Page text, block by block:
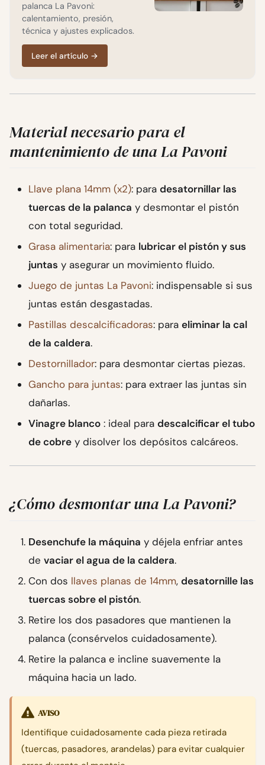
palanca La Pavoni:
calentamiento, presión,
técnica y ajustes explicados.
Leer el artículo →
Material necesario para el
mantenimiento de una La Pavoni
Llave plana 14mm (x2): para desatornillar las
tuercas de la palanca y desmontar el pistón
con total seguridad.
Grasa alimentaria: para lubricar el pistón y sus
juntas y asegurar un movimiento fluido.
Juego de juntas La Pavoni: indispensable si sus
juntas están desgastadas.
Pastillas descalcificadoras: para eliminar la cal
de la caldera.
Destornillador: para desmontar ciertas piezas.
Gancho para juntas: para extraer las juntas sin
dañarlas.
Vinagre blanco : ideal para descalcificar el tubo
de cobre y disolver los depósitos calcáreos.
¿Cómo desmontar una La Pavoni?
Desenchufe la máquina y déjela enfriar antes
de vaciar el agua de la caldera.
Con dos llaves planas de 14mm, desatornille las
tuercas sobre el pistón.
Retire los dos pasadores que mantienen la
palanca (consérvelos cuidadosamente).
Retire la palanca e incline suavemente la
máquina hacia un lado.
AVISO
Identifique cuidadosamente cada pieza retirada
(tuercas, pasadores, arandelas) para evitar cualquier